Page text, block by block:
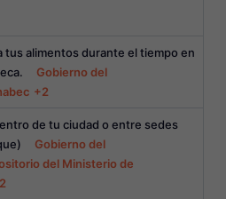
tus alimentos durante el tiempo en
Gobierno del
+2
de tu ciudad o entre sedes
Gobierno del
del Ministerio de